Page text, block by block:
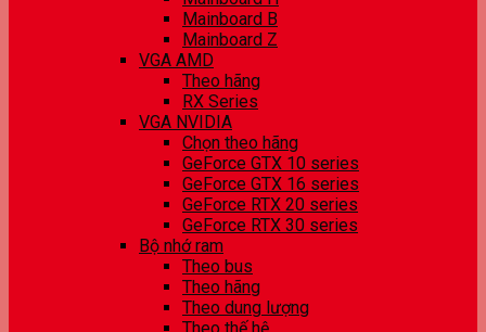
Mainboard B
Mainboard Z
VGA AMD
Theo hãng
RX Series
VGA NVIDIA
Chọn theo hãng
GeForce GTX 10 series
GeForce GTX 16 series
GeForce RTX 20 series
GeForce RTX 30 series
Bộ nhớ ram
Theo bus
Theo hãng
Theo dung lượng